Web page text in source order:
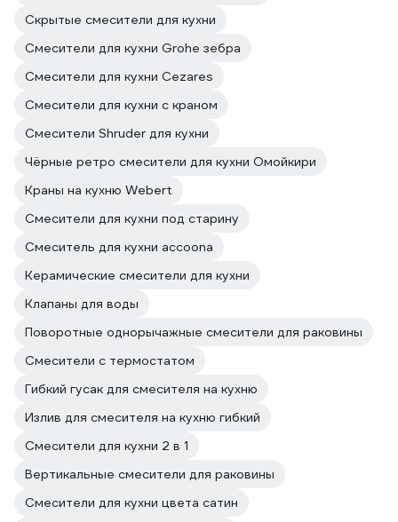
Скрытые смесители для кухни
Смесители для кухни Grohe зебра
Смесители для кухни Cezares
Смесители для кухни с краном
Смесители Shruder для кухни
Чёрные ретро смесители для кухни Омойкири
Краны на кухню Webert
Смесители для кухни под старину
Смеситель для кухни accoona
Керамические смесители для кухни
Клапаны для воды
Поворотные однорычажные смесители для раковины
Смесители с термостатом
Гибкий гусак для смесителя на кухню
Излив для смесителя на кухню гибкий
Смесители для кухни 2 в 1
Вертикальные смесители для раковины
Смесители для кухни цвета сатин